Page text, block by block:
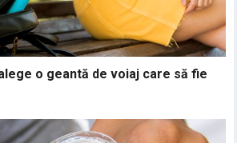
o geantă de voiaj care să fie